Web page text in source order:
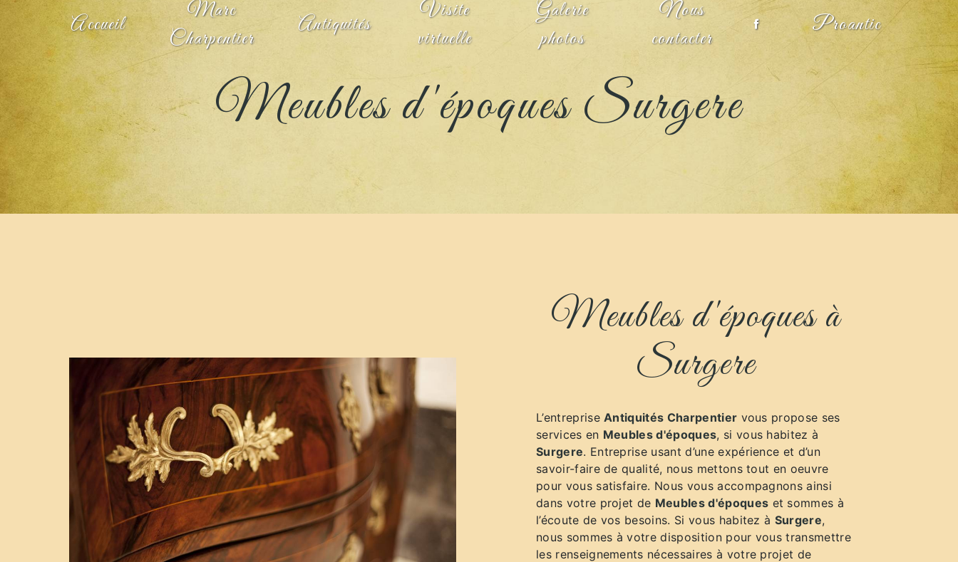
Panneau de gestion des cookies
Accueil
Marc
Charpentier
Antiquités
Visite
virtuelle
Galerie
photos
Nous
contacter
Proantic
Meubles d'époques Surgere
Meubles d'époques à
Surgere
L’entrepriseAntiquités Charpentier vous propose ses
services en Meubles d'époques, si vous habitez à
Surgere. Entreprise usant d’une expérience et d’un
savoir-faire de qualité, nous mettons tout en oeuvre
pour vous satisfaire. Nous vous accompagnons ainsi
dans votre projet de Meubles d'époques et sommes à
l’écoute de vos besoins. Si vous habitez à Surgere,
nous sommes à votre disposition pour vous transmettre
les renseignements nécessaires à votre projet de